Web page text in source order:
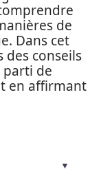
de
Dans cet
des conseils
de
en affirmant